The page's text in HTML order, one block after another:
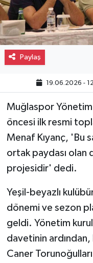
Paylaş
19.06.2026 -
Muğlaspor
öncesi ilk resmi
Menaf Kıyanç, 'Bu
ortak paydası olan
projesidir' dedi.
Yeşil-beyazlı
dönemi ve sezon
geldi. Yönetim
davetinin
Caner
Eğitim